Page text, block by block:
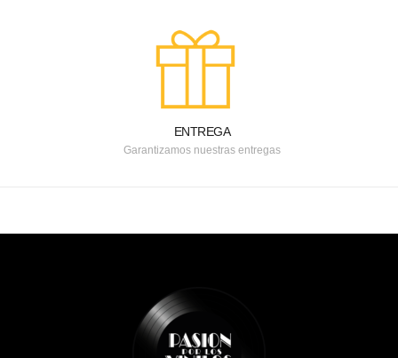
ENTREGA
Garantizamos nuestras entregas